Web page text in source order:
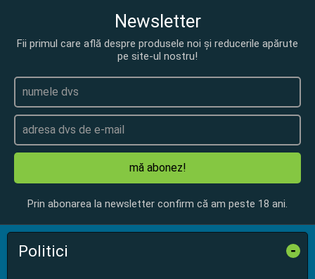
Newsletter
Fii primul care află despre produsele noi și reducerile apărute
pe site-ul nostru!
mă abonez!
Prin abonarea la newsletter confirm că am peste 18 ani.
Politici -